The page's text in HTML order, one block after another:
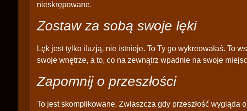
nieskrępowane.
Zostaw za sobą swoje lęki
Lęk jest tylko iluzją, nie istnieje. To Ty go wykreowałaś. To
swoje wnętrze, a to, co na zewnątrz wpadnie na swoje
Zapomnij o przeszłości
To jest skomplikowane. Zwłaszcza gdy przeszłość wygląda